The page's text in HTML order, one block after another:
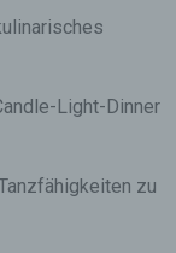
Light-Dinner
zu